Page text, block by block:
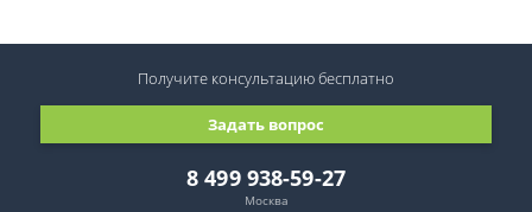
8 499 938-59-27
Москва
Задать вопрос
Получите консультациюбесплатно